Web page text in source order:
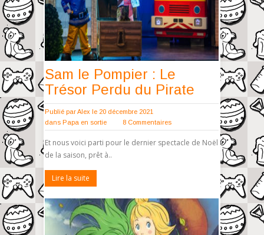
Sam le Pompier : Le
Trésor Perdu du Pirate
Publié parAlex le 20 décembre 2021
dans Papa en sortie 8 Commentaires
Et nous voici parti pour le dernier spectacle de Noël
de la saison, prêt à..
Lire la suite